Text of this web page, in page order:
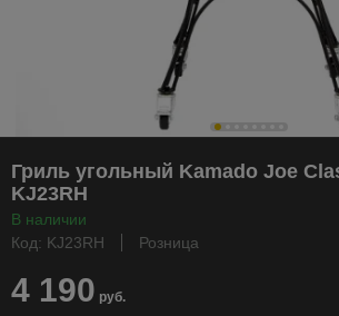
Гриль угольный Kamado Joe
KJ23RH
В наличии
Код: KJ23RH
Розница
4 190 руб.